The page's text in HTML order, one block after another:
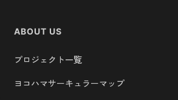
ABOUT US
プロジェクト一覧
ヨコハマサーキュラーマップ